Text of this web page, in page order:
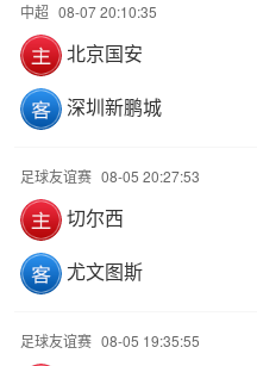
中超 08-07 20:10:35
北京国安
深圳新鹏城
足球友谊赛 08-05 20:27:53
切尔西
尤文图斯
足球友谊赛 08-05 19:35:55